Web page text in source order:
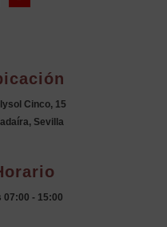
Cinco, 15
Sevilla
07:00 - 15:00